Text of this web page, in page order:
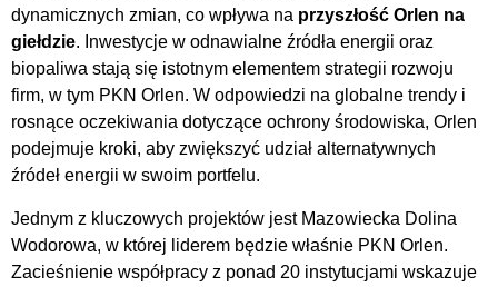
dynamicznych zmian, co wpływa na przyszłość Orlen na
giełdzie. Inwestycje w odnawialne źródła energii oraz
biopaliwa stają się istotnym elementem strategii rozwoju
firm, w tym PKN Orlen. W odpowiedzi na globalne trendy i
rosnące oczekiwania dotyczące ochrony środowiska, Orlen
podejmuje kroki, aby zwiększyć udział alternatywnych
źródeł energii w swoim portfelu.
Jednym z kluczowych projektów jest Mazowiecka Dolina
Wodorowa, w której liderem będzie właśnie PKN Orlen.
Zacieśnienie współpracy z ponad 20 instytucjami wskazuje